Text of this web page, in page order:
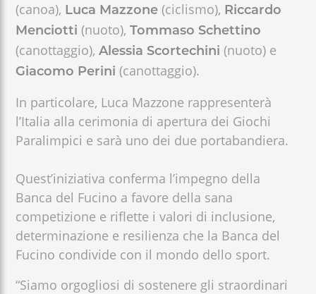
(canoa), Luca Mazzone (ciclismo), Riccardo
Menciotti (nuoto),Tommaso Schettino
(canottaggio),Alessia Scortechini (nuoto) e
Giacomo Perini(canottaggio).
In particolare, Luca Mazzone rappresenterà
l’Italia alla cerimonia di apertura dei Giochi
Paralimpici e sarà uno dei due portabandiera.
Quest’iniziativa conferma l’impegno della
Banca del Fucino a favore della sana
competizione e riflette i valori di inclusione,
determinazione e resilienza che la Banca del
Fucino condivide con il mondo dello sport.
“Siamo orgogliosi di sostenere gli straordinari